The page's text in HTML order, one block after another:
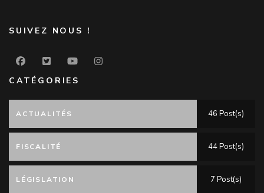
SUIVEZ NOUS !
CATÉGORIES
ACTUALITÉS 46 Post(s)
FISCALITÉ 44 Post(s)
LÉGISLATION 7 Post(s)